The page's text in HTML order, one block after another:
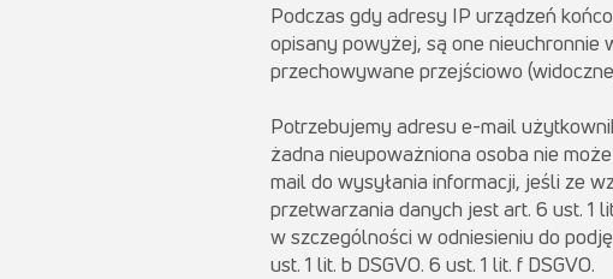
Podczas gdy adresy IP urządzeń
opisany powyżej, są one nieuchronnie
przechowywane przejściowo
Potrzebujemy adresu e-mail
żadna nieupoważniona osoba nie
mail do wysyłania informacji, jeśli ze
przetwarzania danych jest art. 6 ust. 1
w szczególności w odniesieniu do
ust. 1 lit. b DSGVO. 6 ust. 1 lit. f DSGVO.